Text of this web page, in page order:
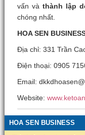
vấn và thành lập
chóng nhất.
HOA SEN
Địa chỉ: 331 Trần
Điện thoại: 0905
Email:
Website:
HOA SEN BUSINESS